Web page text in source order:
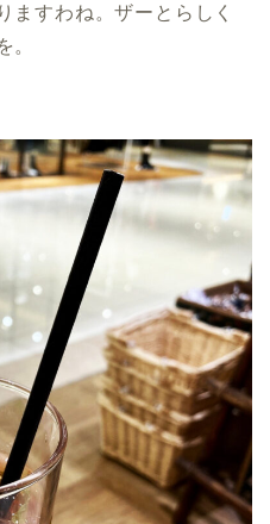
ますわね。ザーとらしく
。